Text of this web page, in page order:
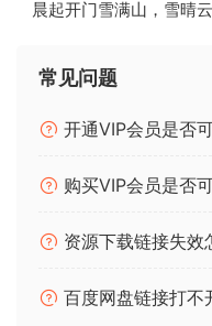
在声音世界中自由穿梭，
超越 ADSR：
Absynth 6 的 68 点包络
时间同步过渡——以及专
能够创造出不断演变的纹
ADSR 包络。
变异预设
的预设，瞬间生成新的
晨起开门雪满山，雪晴
常见问题
开通VIP会员是否
购买VIP会员是否
资源下载链接失效
百度网盘链接打不